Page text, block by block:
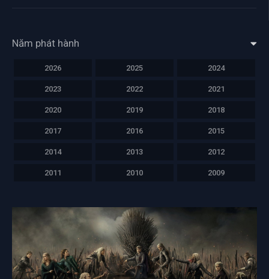
Năm phát hành
2026 2025 2024
2023 2022 2021
2020 2019 2018
2017 2016 2015
2014 2013 2012
2011 2010 2009